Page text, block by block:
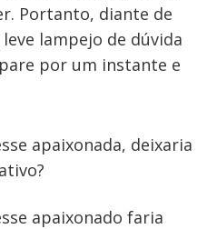
Portanto, diante de
lampejo de dúvida
por um instante e
apaixonada, deixaria
apaixonado faria